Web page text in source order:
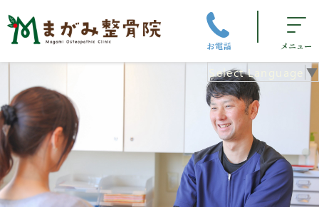
お電話 メニュー
Select Language ▼